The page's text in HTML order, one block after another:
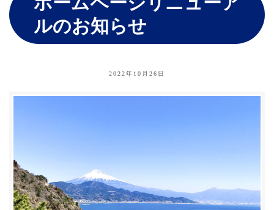
ルのお知らせ
2022年10月26日